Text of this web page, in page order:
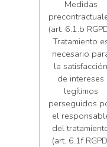
Medidas
(art. 6.1.b
Tratamiento
necesario
la satisfacción
de intereses
legítimos
perseguidos
el
del
(art. 6.1f